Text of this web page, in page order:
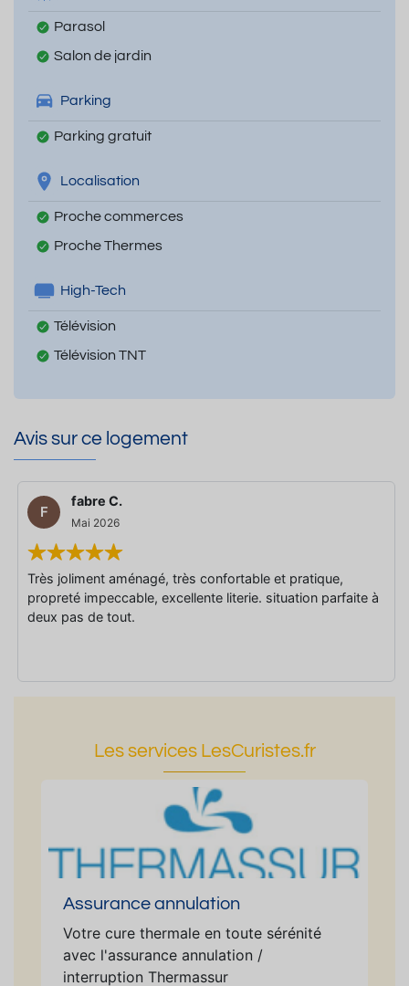
Parasol
Salon de jardin
Parking
Parking gratuit
Localisation
Proche commerces
Proche Thermes
High-Tech
Télévision
Télévision TNT
Avis sur ce logement
F
fabre C.
Mai 2026
Très joliment aménagé, très confortable et pratique,
propreté impeccable, excellente literie. situation parfaite à
deux pas de tout.
Les services LesCuristes.fr
Assurance annulation
Votre cure thermale en toute sérénité
avec l'assurance annulation /
interruption Thermassur